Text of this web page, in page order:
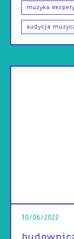
muzyka
audycja
30/06/2022